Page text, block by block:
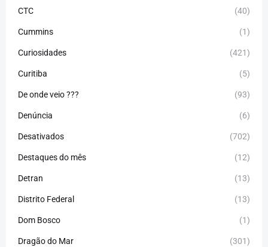
CTC (40)
Cummins (1)
Curiosidades (421)
Curitiba (5)
De onde veio ??? (93)
Denúncia (6)
Desativados (702)
Destaques do mês (12)
Detran (13)
Distrito Federal (13)
Dom Bosco (1)
Dragão do Mar (301)